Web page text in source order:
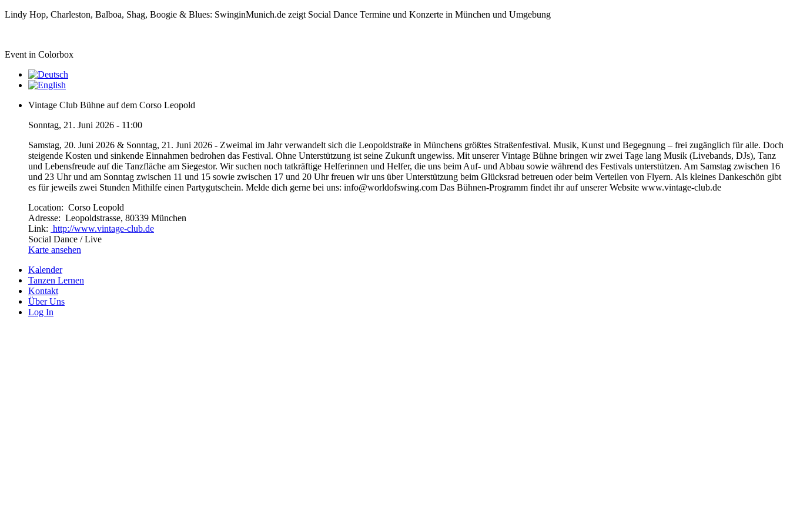
Lindy Hop, Charleston, Balboa, Shag, Boogie & Blues: SwinginMunich.de zeigt Social Dance Termine und Konzerte in München und Umgebung
Event in Colorbox
Vintage Club Bühne auf dem Corso Leopold
Sonntag, 21. Juni 2026 - 11:00
Samstag, 20. Juni 2026 & Sonntag, 21. Juni 2026 - Zweimal im Jahr verwandelt sich die Leopoldstraße in Münchens größtes Straßenfestival. Musik, Kunst und Begegnung – frei zugänglich für alle. Doch
steigende Kosten und sinkende Einnahmen bedrohen das Festival. Ohne Unterstützung ist seine Zukunft ungewiss. Mit unserer Vintage Bühne bringen wir zwei Tage lang Musik (Livebands, DJs), Tanz
und Lebensfreude auf die Tanzfläche am Siegestor. Wir suchen noch tatkräftige Helferinnen und Helfer, die uns beim Auf- und Abbau sowie während des Festivals unterstützen. Am Samstag zwischen 16
und 23 Uhr und am Sonntag zwischen 11 und 15 sowie zwischen 17 und 20 Uhr freuen wir uns über Unterstützung beim Glücksrad betreuen oder beim Verteilen von Flyern. Als kleines Dankeschön gibt
es für jeweils zwei Stunden Mithilfe einen Partygutschein. Melde dich gerne bei uns: info@worldofswing.com Das Bühnen-Programm findet ihr auf unserer Website www.vintage-club.de
Location: Corso Leopold
Adresse: Leopoldstrasse, 80339 München
Link: http://www.vintage-club.de
Social Dance / Live
Karte ansehen
Kalender
Tanzen Lernen
Kontakt
Über Uns
Log In